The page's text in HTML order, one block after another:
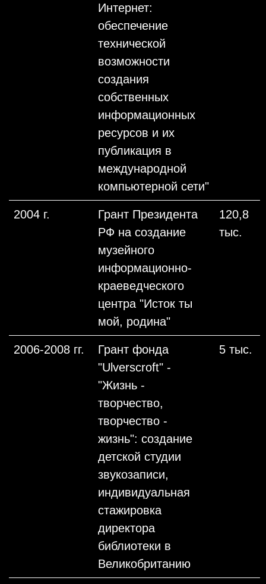
Интернет:
обеспечение
технической
возможности
создания
собственных
информационных
ресурсов и их
публикация в
международной
компьютерной сети"
2004 г.
Грант Президента
РФ на создание
музейного
информационно-
краеведческого
центра "Исток ты
мой, родина"
120,8
тыс.
2006-2008 гг.
Грант фонда
"Ulverscroft" -
"Жизнь -
творчество,
творчество -
жизнь": создание
детской студии
звукозаписи,
индивидуальная
стажировка
директора
библиотеки в
Великобританию
5 тыс.